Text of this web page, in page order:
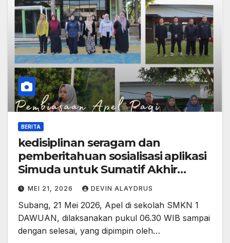
BERITA
kedisiplinan seragam dan
pemberitahuan sosialisasi aplikasi
Simuda untuk Sumatif Akhir
Tahun (SAT)
MEI 21, 2026 DEVIN ALAYDRUS
Subang, 21 Mei 2026, Apel di sekolah SMKN 1
DAWUAN, dilaksanakan pukul 06.30 WIB sampai
dengan selesai, yang dipimpin oleh…